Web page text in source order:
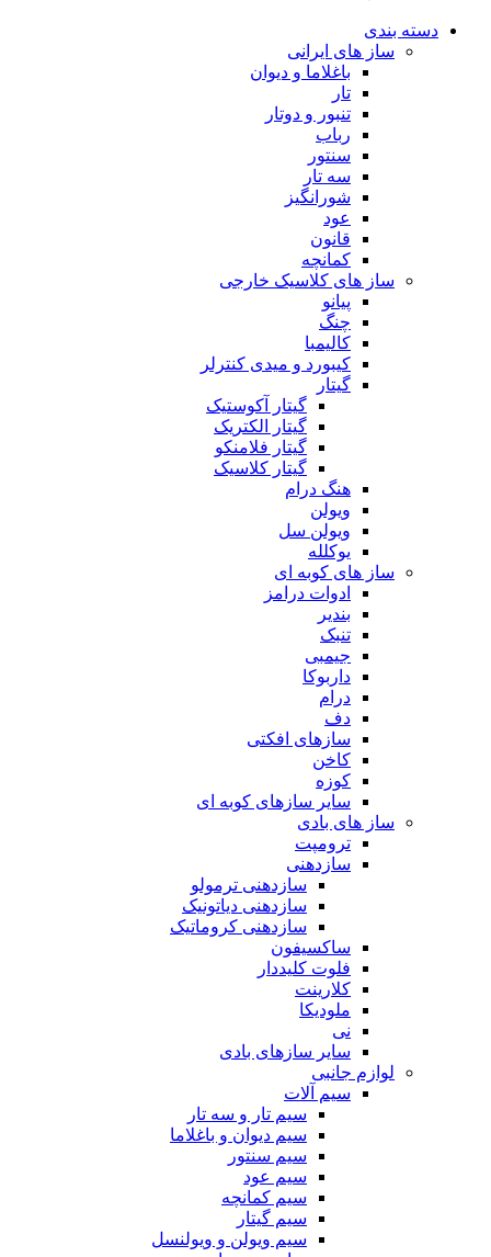
دسته بندی
ساز های ایرانی
باغلاما و دیوان
تار
تنبور و دوتار
رباب
سنتور
سه تار
شورانگیز
عود
قانون
کمانچه
ساز های کلاسیک خارجی
پیانو
چنگ
کالیمبا
کیبورد و میدی کنترلر
گیتار
گیتار آکوستیک
گیتار الکتریک
گیتار فلامنکو
گیتار کلاسیک
هنگ درام
ویولن
ویولن سل
یوکلله
ساز های کوبه ای
ادوات درامز
بندیر
تنبک
جیمبی
داربوکا
درام
دف
سازهای افکتی
کاخن
کوزه
سایر سازهای کوبه ای
ساز های بادی
ترومپت
سازدهنی
سازدهنی ترمولو
سازدهنی دیاتونیک
سازدهنی کروماتیک
ساکسیفون
فلوت کلیددار
کلارینت
ملودیکا
نی
سایر سازهای بادی
لوازم جانبی
سیم آلات
سیم تار و سه تار
سیم دیوان و باغلاما
سیم سنتور
سیم عود
سیم کمانچه
سیم گیتار
سیم ویولن و ویولنسل